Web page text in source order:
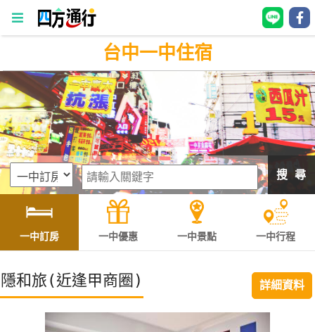
四
通
行
訂
房
灣
訂
房
直接跟飯店訂房HOT
台中一中住宿
搜 尋
一中訂房 一中優惠 一中景點 一中行程
隱和旅(近逢甲商圈) 詳細資料